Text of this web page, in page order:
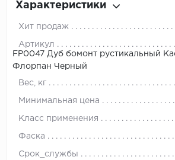
Характеристики
Хит продаж
Артикул
FP0047 Дуб бомонт рустикальный
Флорпан Черный
Вес, кг
Минимальная цена
Класс применения
Фаска
Срок_службы